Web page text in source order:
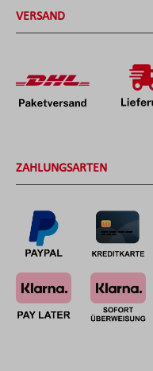
VERSAND
ZAHLUNGSARTEN